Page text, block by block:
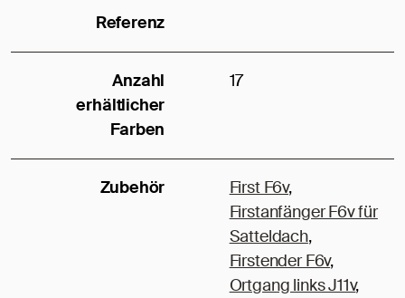
Referenz
Anzahl
erhältlicher
Farben
17
Zubehör First F6v,
Firstanfänger F6v für
Satteldach,
Firstender F6v,
Ortgang links J11v,